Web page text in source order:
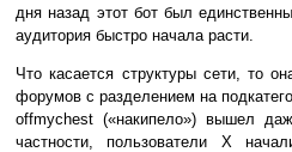
дня назад этот бот был
аудитория быстро начала расти.
Что касается структуры сети, то
форумов с разделением на
offmychest («накипело») вышел
частности, пользователи X